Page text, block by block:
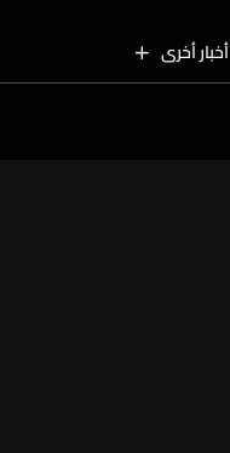
أخبار أخرى